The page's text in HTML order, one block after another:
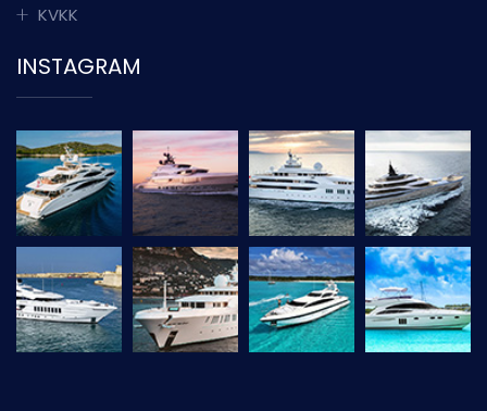
KVKK
INSTAGRAM